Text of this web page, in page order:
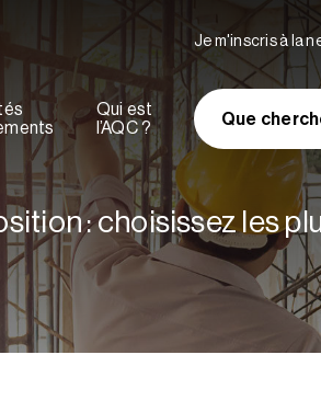
Qui est
l’AQC ?
Je m'inscris à la
Que
: choisissez les